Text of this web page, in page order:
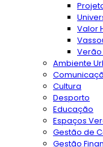
Valor
Ambiente
Cultura
Desporto
Educação
Espaços
Gestão de
Gestão